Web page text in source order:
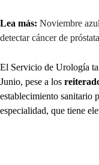
Lea más: Noviembre
detectar cáncer de
El Servicio de Urología
Junio, pese a los
establecimiento sanitario
especialidad, que tiene